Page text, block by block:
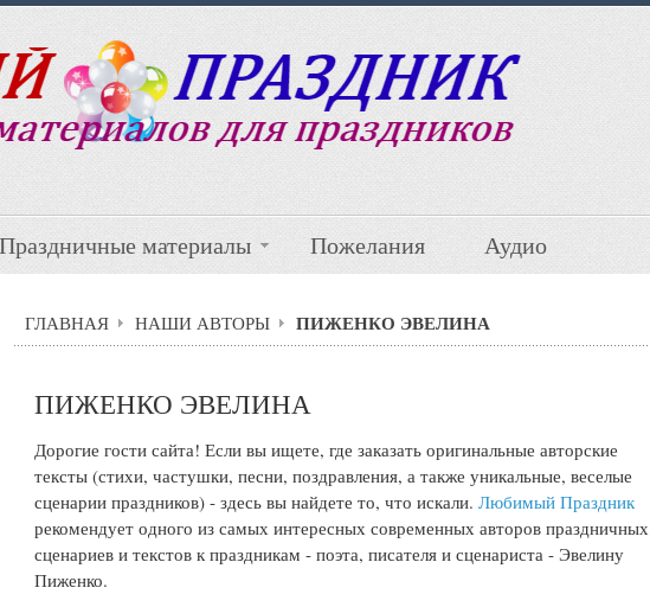
Праздничные материалы Пожелания Аудио
ГЛАВНАЯ НАШИ АВТОРЫ ПИЖЕНКО ЭВЕЛИНА
ПИЖЕНКО ЭВЕЛИНА
Дорогие гости сайта! Если вы ищете, где заказать оригинальные авторские
тексты (стихи, частушки, песни, поздравления, а также уникальные, веселые
сценарии праздников) - здесь вы найдете то, что искали.Любимый Праздник
рекомендует одного из самых интересных современных авторов праздничных
сценариев и текстов к праздникам - поэта, писателя и сценариста - Эвелину
Пиженко.